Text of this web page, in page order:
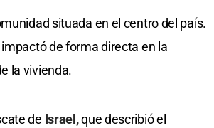
situada en el centro del país.
de forma directa en la
la vivienda.
de Israel,que describió el